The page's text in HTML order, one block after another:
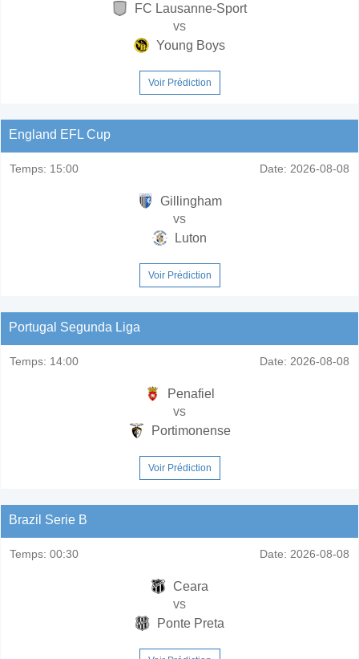
FC Lausanne-Sport
vs
Young Boys
Voir Prédiction
England EFL Cup
Temps: 15:00 Date: 2026-08-08
Gillingham
vs
Luton
Voir Prédiction
Portugal Segunda Liga
Temps: 14:00 Date: 2026-08-08
Penafiel
vs
Portimonense
Voir Prédiction
Brazil Serie B
Temps: 00:30 Date: 2026-08-08
Ceara
vs
Ponte Preta